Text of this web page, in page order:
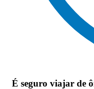
É seguro viajar de